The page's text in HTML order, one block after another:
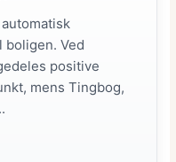
Ved
positive
mens Tingbog,